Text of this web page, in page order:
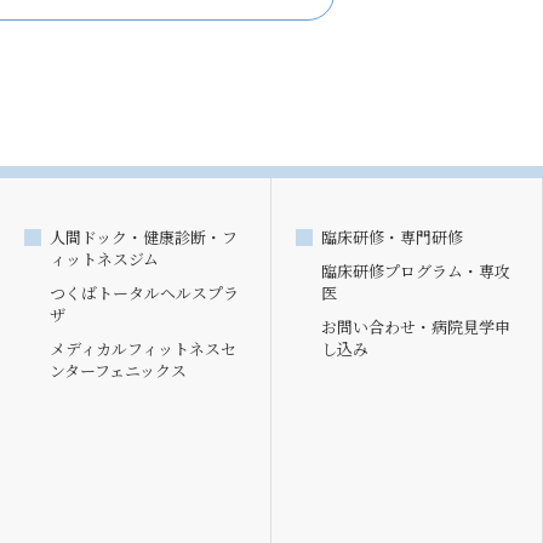
人間ドック・健康診断・フ
ィットネスジム
つくばトータルヘルスプラ
ザ
メディカルフィットネスセ
ンターフェニックス
臨床研修・専門研修
臨床研修プログラム・専攻
医
お問い合わせ・病院見学申
し込み